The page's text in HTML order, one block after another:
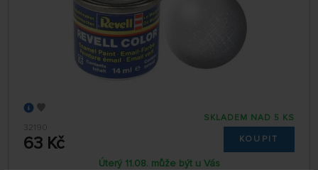
32190
63 Kč
SKLADEM NAD 5 KS
KOUPIT
Úterý 11.08. může být u Vás